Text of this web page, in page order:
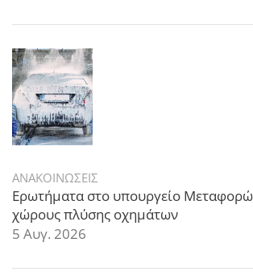
ΑΝΑΚΟΙΝΩΣΕΙΣ
Ερωτήματα στο υπουργείο
χώρους πλύσης οχημάτων
5 Αυγ. 2026